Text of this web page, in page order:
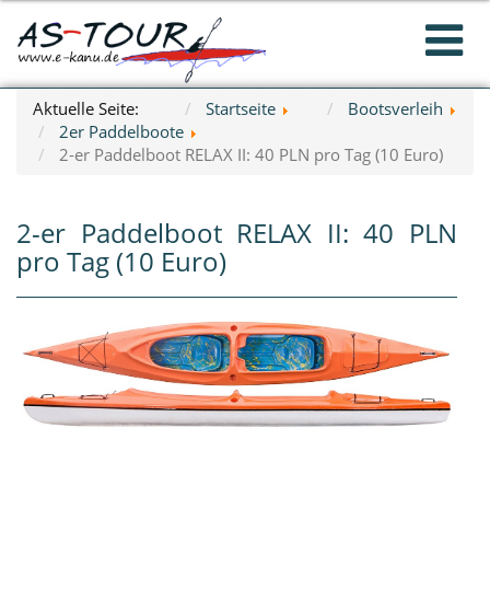
Aktuelle Seite: Startseite
Bootsverleih
2er Paddelboote
2-er Paddelboot RELAX II: 40 PLN pro Tag (10 Euro)
2-er Paddelboot RELAX II: 40 PLN
pro Tag (10 Euro)